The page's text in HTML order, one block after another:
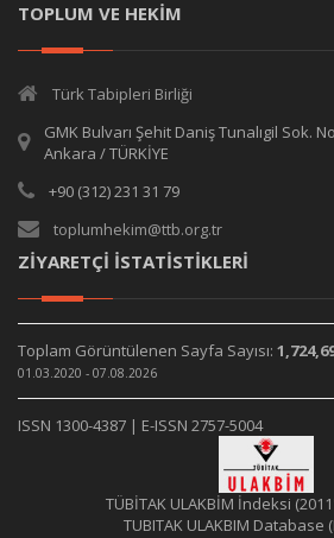
TOPLUM VE HEKİM
Türk Tabipleri Birliği
GMK Bulvarı Şehit Daniş Tunalıgil Sok.
Ankara / TÜRKİYE
+90 (312) 231 31 79
toplumhekim@ttb.org.tr
ZİYARETÇİ İSTATİSTİKLERİ
Toplam Görüntülenen Sayfa Sayısı:
01.03.2020 - 07.08.2026
ISSN 1300-4387 | E-ISSN 2757-5004
TÜBİTAK ULAKBİM İndeksi
TUBITAK ULAKBIM Database